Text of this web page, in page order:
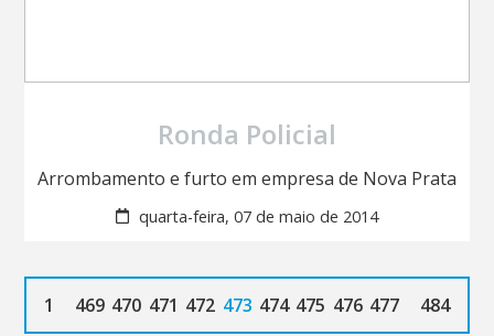
Ronda Policial
Arrombamento e furto em empresa de Nova Prata
quarta-feira, 07 de maio de 2014
1 469 470 471 472 473 474 475 476 477 484